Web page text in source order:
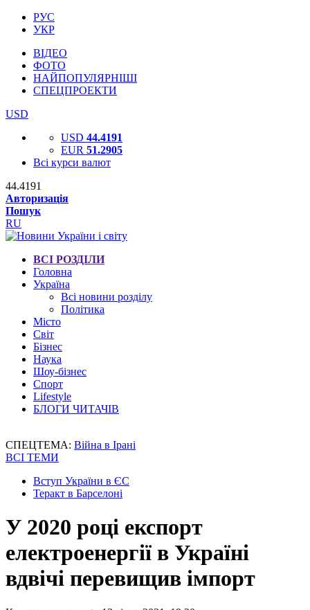
РУС
УКР
ВІДЕО
ФОТО
НАЙПОПУЛЯРНІШІ
СПЕЦПРОЕКТИ
USD
USD 44.4191
EUR 51.2905
Всі курси валют
44.4191
Авторизація
Пошук
RU
ВСІ РОЗДІЛИ
Головна
Україна
Всі новини розділу
Політика
Місто
Світ
Бізнес
Наука
Шоу-бізнес
Спорт
Lifestyle
БЛОГИ ЧИТАЧІВ
СПЕЦТЕМА: Війна в Ірані
ВСІ ТЕМИ
Вступ України в ЄС
Теракт в Барселоні
У 2020 році експорт
електроенергії в Україні
вдвічі перевищив імпорт